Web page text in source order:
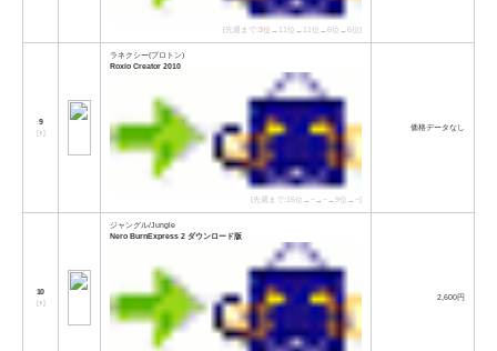
[先週まで:3位 →11位→11位→6位→6位]
9
[↑]
ラネクシー(プロトン)
Roxio Creator 2010
[先週まで:16位→−→−→9位→−]
価格データなし
10
[↑]
ジャングル/Jungle
Nero BurnExpress 2 ダウンロード版
2,600円